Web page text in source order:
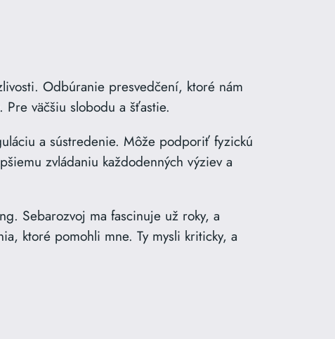
Odbúranie presvedčení, ktoré nám
väčšiu slobodu a šťastie.
a sústredenie. Môže podporiť fyzickú
zvládaniu každodenných výziev a
Sebarozvoj ma fascinuje už roky, a
ktoré pomohli mne. Ty mysli kriticky, a